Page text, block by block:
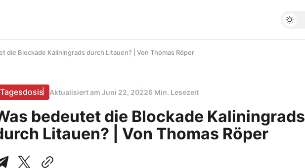
die Blockade Kaliningrads durch Litauen? | Von Thomas Röper
Tagesdosis Aktualisiert am Juni 22, 20226 Min. Lesezeit
bedeutet die Blockade Kaliningrads
Litauen? | Von Thomas Röper